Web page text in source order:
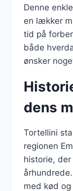
Denne
en lækker
tid på
både
ønsker
dens
Tortellini
regionen
historie,
med kød